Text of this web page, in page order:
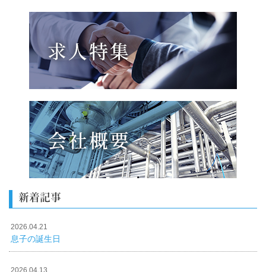
新着記事
2026.04.21
息子の誕生日
2026.04.13